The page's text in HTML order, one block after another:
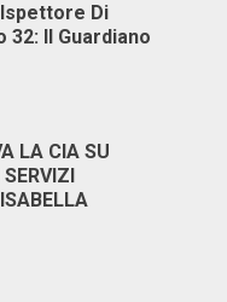
Di
32: Il Guardiano
LA CIA SU